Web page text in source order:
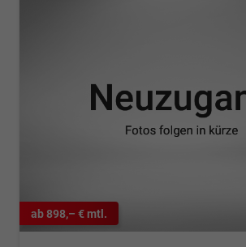
ab 898,– € mtl.